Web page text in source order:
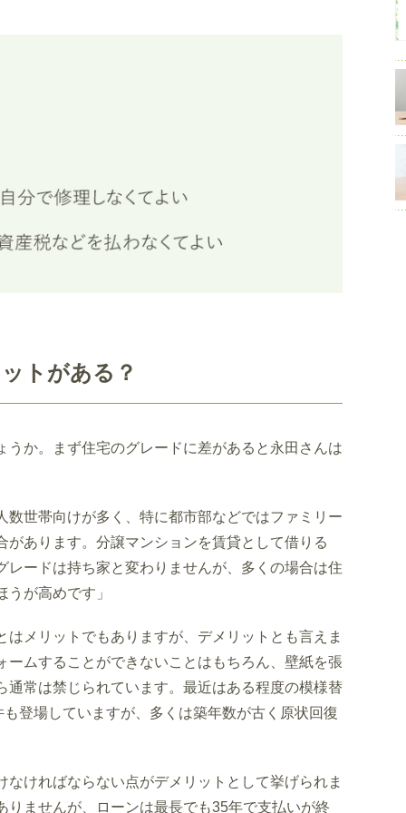
トがある？
うか。まず住宅のグレードに差があると永田さんは
数世帯向けが多く、特に都市部などではファミリー
があります。分譲マンションを賃貸として借りる
レードは持ち家と変わりませんが、多くの場合は住
が高めです」
メリットでもありますが、デメリットとも言えま
ームすることができないことはもちろん、壁紙を張
通常は禁じられています。最近はある程度の模様替
登場していますが、多くは築年数が古く原状回復
ければならない点がデメリットとして挙げられま
りませんが、ローンは最長でも35年で支払いが終